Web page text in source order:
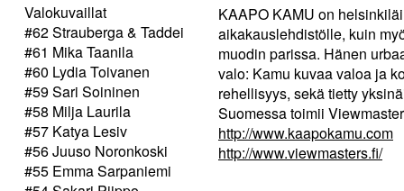
Valokuvaillat
#62 Strauberga & Taddei
#61 Mika Taanila
#60 Lydia Toivanen
#59 Sari Soininen
#58 Milja Laurila
#57 Katya Lesiv
#56 Juuso Noronkoski
#55 Emma Sarpaniemi
KAAPO KAMU on
aikakauslehdistölle, kuin
muodin parissa. Hänen
valo: Kamu kuvaa valoa ja
rehellisyys, sekä tietty
Suomessa toimii
http://www.kaapokamu.com
http://www.viewmasters.fi/